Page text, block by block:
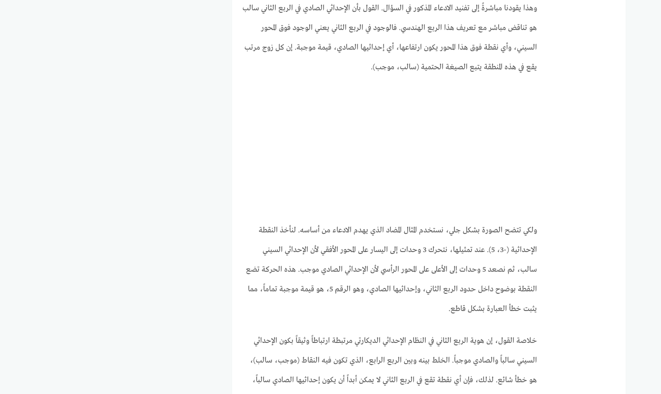
وهذا يقودنا مباشرةً إلى تفنيد الادعاء المذكور في السؤال. القول بأن الإحداثي الصادي في الربع الثاني سالب
هو تناقض مباشر مع تعريف هذا الربع الهندسي. فالوجود في الربع الثاني يعني الوجود فوق المحور
السيني، وأي نقطة فوق هذا المحور يكون ارتفاعها، أي إحداثيها الصادي، قيمة موجبة. إن كل زوج مرتب
يقع في هذه المنطقة يتبع الصيغة الحتمية (سالب، موجب).
ولكي تتضح الصورة بشكل جلي، نستخدم المثال المضاد الذي يهدم الادعاء من أساسه. لنأخذ النقطة
الإحداثية (-3، 5). عند تمثيلها، نتحرك 3 وحدات إلى اليسار على المحور الأفقي لأن الإحداثي السيني
سالب، ثم نصعد 5 وحدات إلى الأعلى على المحور الرأسي لأن الإحداثي الصادي موجب. هذه الحركة تضع
النقطة بوضوح داخل حدود الربع الثاني، وإحداثيها الصادي، وهو الرقم 5، هو قيمة موجبة تماماً، مما
يثبت خطأ العبارة بشكل قاطع.
خلاصة القول، إن هوية الربع الثاني في النظام الإحداثي الديكارتي مرتبطة ارتباطاً وثيقاً بكون الإحداثي
السيني سالباً والصادي موجباً. الخلط بينه وبين الربع الرابع، الذي تكون فيه النقاط (موجب، سالب)،
هو خطأ شائع. لذلك، فإن أي نقطة تقع في الربع الثاني لا يمكن أبداً أن يكون إحداثيها الصادي سالباً،